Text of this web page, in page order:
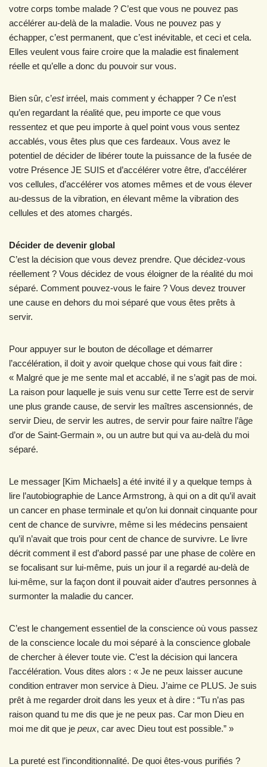
votre corps tombe malade ? C’est que vous ne pouvez pas
accélérer au-delà de la maladie. Vous ne pouvez pas y
échapper, c’est permanent, que c’est inévitable, et ceci et cela.
Elles veulent vous faire croire que la maladie est finalement
réelle et qu’elle a donc du pouvoir sur vous.
Bien sûr, c’est irréel, mais comment y échapper ? Ce n’est
qu’en regardant la réalité que, peu importe ce que vous
ressentez et que peu importe à quel point vous vous sentez
accablés, vous êtes plus que ces fardeaux. Vous avez le
potentiel de décider de libérer toute la puissance de la fusée de
votre Présence JE SUIS et d’accélérer votre être, d’accélérer
vos cellules, d’accélérer vos atomes mêmes et de vous élever
au-dessus de la vibration, en élevant même la vibration des
cellules et des atomes chargés.
Décider de devenir global
C’est la décision que vous devez prendre. Que décidez-vous
réellement ? Vous décidez de vous éloigner de la réalité du moi
séparé. Comment pouvez-vous le faire ? Vous devez trouver
une cause en dehors du moi séparé que vous êtes prêts à
servir.
Pour appuyer sur le bouton de décollage et démarrer
l’accélération, il doit y avoir quelque chose qui vous fait dire :
« Malgré que je me sente mal et accablé, il ne s’agit pas de moi.
La raison pour laquelle je suis venu sur cette Terre est de servir
une plus grande cause, de servir les maîtres ascensionnés, de
servir Dieu, de servir les autres, de servir pour faire naître l’âge
d’or de Saint-Germain », ou un autre but qui va au-delà du moi
séparé.
Le messager [Kim Michaels] a été invité il y a quelque temps à
lire l’autobiographie de Lance Armstrong, à qui on a dit qu’il avait
un cancer en phase terminale et qu’on lui donnait cinquante pour
cent de chance de survivre, même si les médecins pensaient
qu’il n’avait que trois pour cent de chance de survivre. Le livre
décrit comment il est d’abord passé par une phase de colère en
se focalisant sur lui-même, puis un jour il a regardé au-delà de
lui-même, sur la façon dont il pouvait aider d’autres personnes à
surmonter la maladie du cancer.
C’est le changement essentiel de la conscience où vous passez
de la conscience locale du moi séparé à la conscience globale
de chercher à élever toute vie. C’est la décision qui lancera
l’accélération. Vous dites alors : « Je ne peux laisser aucune
condition entraver mon service à Dieu. J’aime ce PLUS. Je suis
prêt à me regarder droit dans les yeux et à dire : “Tu n’as pas
raison quand tu me dis que je ne peux pas. Car mon Dieu en
moi me dit que je peux, car avec Dieu tout est possible.” »
La pureté est l’inconditionnalité. De quoi êtes-vous purifiés ?